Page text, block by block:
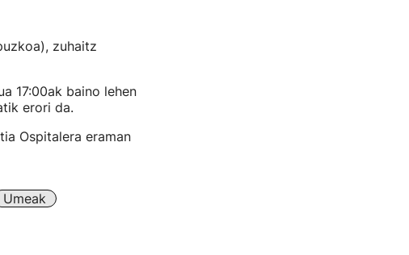
zuhaitz
17:00ak baino lehen
erori da.
Ospitalera eraman
Umeak